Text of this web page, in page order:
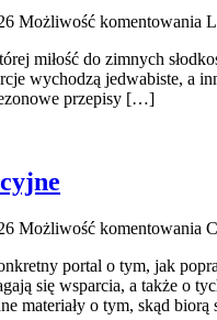
Możliwość komentowania
miłość do zimnych
wychodzą jedwabiste, a
przepisy […]
Możliwość komentowania
portal o tym, jak
się wsparcia, a także o
materiały o tym, skąd